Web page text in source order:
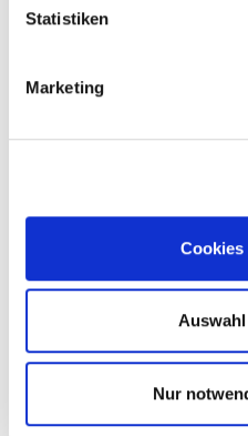
Statistiken
Marketing
Cookies
Nur
Préparation d’eau
Chauffage de l'eau